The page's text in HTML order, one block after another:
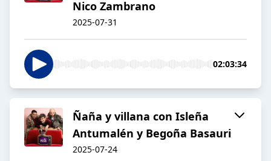
Nico Zambrano
2025-07-31
02:03:34
Ñaña y villana con Isleña
Antumalén y Begoña Basauri
2025-07-24